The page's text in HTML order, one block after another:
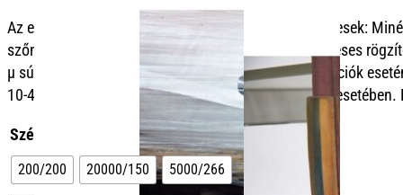
Az erőzáró rakományrögzítésre a következők érvényesek:
szőnyegek használata nélkül a gazdaságos lekötözéses
μ súrlódási együtthatót különféle súrlódási kombinációk
10-40 t/mm2 nyomással a 9,5 mm vastag szőnyeg
Szélesség/hossz (mm)
200/200 20000/150 5000/266